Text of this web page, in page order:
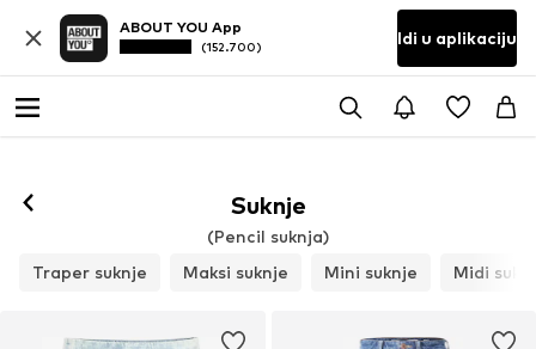
ABOUT YOU App
(152.700) Idi u aplikaciju
Suknje
(Pencil suknja)
Traper suknje
Maksi suknje Mini suknje Midi